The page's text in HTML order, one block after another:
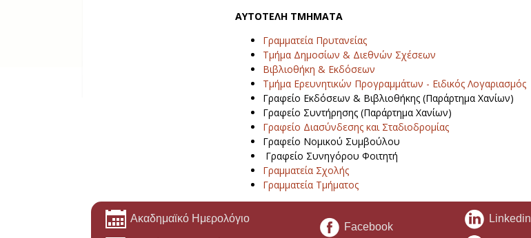
ΑΥΤΟΤΕΛΗ ΤΜΗΜΑΤΑ
Γραμματεία Πρυτανείας
Τμήμα Δημοσίων & Διεθνών Σχέσεων
Βιβλιοθήκη & Εκδόσεων
Τμήμα Ερευνητικών Προγραμμάτων - Ειδικός Λογαριασμός
Γραφείο Εκδόσεων & Βιβλιοθήκης (Παράρτημα Χανίων)
Γραφείο Συντήρησης (Παράρτημα Χανίων)
Γραφείο Διασύνδεσης και Σταδιοδρομίας
Γραφείο Νομικού Συμβούλου
Γραφείο Συνηγόρου Φοιτητή
Γραμματεία Σχολής
Γραμματεία Τμήματος
Ακαδημαϊκό Ημερολόγιο
Facebook
Linkedin